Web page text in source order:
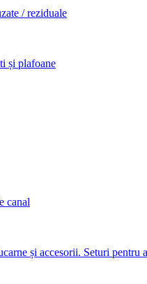
/ reziduale
și plafoane
canal
și accesorii. Seturi pentru